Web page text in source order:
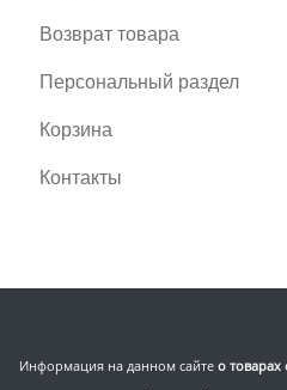
Возврат товара
Персональный раздел
Корзина
Контакты
Информация на данном сайте о товарах